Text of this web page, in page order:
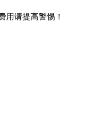
用请提高警惕！